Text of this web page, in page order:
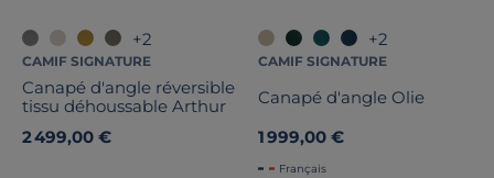
+2
CAMIF SIGNATURE
Canapé d'angle réversible
tissu déhoussable Arthur
2 499,00 €
+2
CAMIF SIGNATURE
Canapé d'angle Olie
1 999,00 €
Français